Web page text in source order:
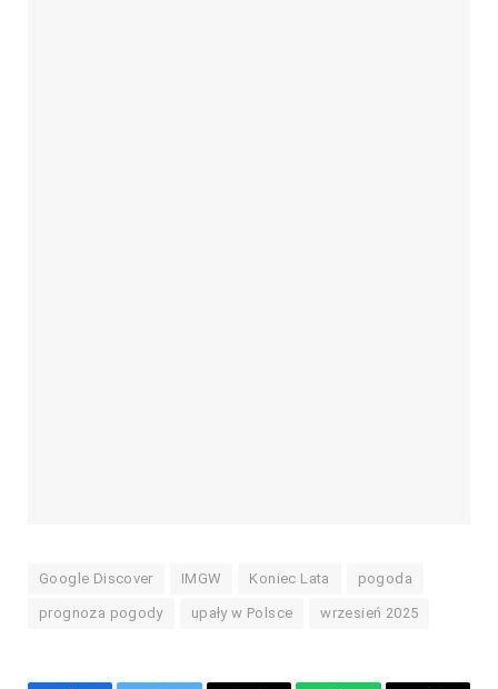
Google Discover IMGW Koniec Lata pogoda
prognoza pogody upały w Polsce wrzesień 2025